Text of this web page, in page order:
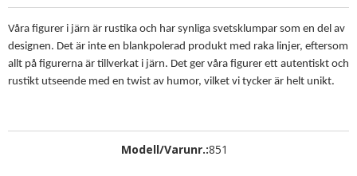
Våra figurer i järn är rustika och har synliga svetsklumpar som en del av
designen. Det är inte en blankpolerad produkt med raka linjer, eftersom
allt på figurerna är tillverkat i järn. Det ger våra figurer ett autentiskt och
rustikt utseende med en twist av humor, vilket vi tycker är helt unikt.
Modell/Varunr.:851